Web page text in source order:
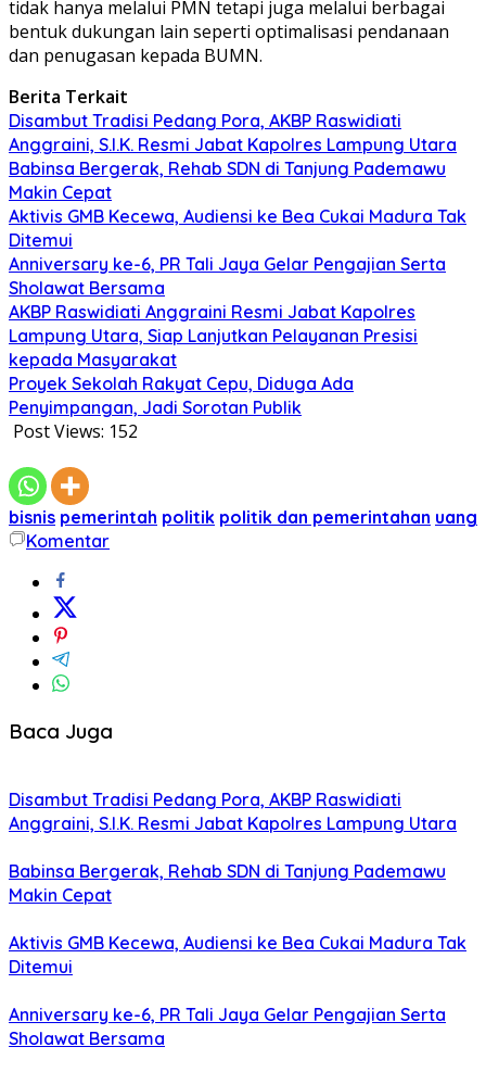
tidak hanya melalui PMN tetapi juga melalui berbagai
bentuk dukungan lain seperti optimalisasi pendanaan
dan penugasan kepada BUMN.
Berita Terkait
Disambut Tradisi Pedang Pora, AKBP Raswidiati
Anggraini, S.I.K. Resmi Jabat Kapolres Lampung Utara
Babinsa Bergerak, Rehab SDN di Tanjung Pademawu
Makin Cepat
Aktivis GMB Kecewa, Audiensi ke Bea Cukai Madura Tak
Ditemui
Anniversary ke-6, PR Tali Jaya Gelar Pengajian Serta
Sholawat Bersama
AKBP Raswidiati Anggraini Resmi Jabat Kapolres
Lampung Utara, Siap Lanjutkan Pelayanan Presisi
kepada Masyarakat
Proyek Sekolah Rakyat Cepu, Diduga Ada
Penyimpangan, Jadi Sorotan Publik
Post Views: 152
bisnis pemerintah politik politik dan pemerintahan uang
Komentar
Baca Juga
Disambut Tradisi Pedang Pora, AKBP Raswidiati
Anggraini, S.I.K. Resmi Jabat Kapolres Lampung Utara
Babinsa Bergerak, Rehab SDN di Tanjung Pademawu
Makin Cepat
Aktivis GMB Kecewa, Audiensi ke Bea Cukai Madura Tak
Ditemui
Anniversary ke-6, PR Tali Jaya Gelar Pengajian Serta
Sholawat Bersama